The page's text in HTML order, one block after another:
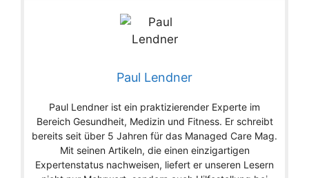
Paul Lendner
Paul Lendner ist ein praktizierender Experte im
Bereich Gesundheit, Medizin und Fitness. Er schreibt
bereits seit über 5 Jahren für das Managed Care Mag.
Mit seinen Artikeln, die einen einzigartigen
Expertenstatus nachweisen, liefert er unseren Lesern